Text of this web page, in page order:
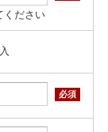
ください
必須